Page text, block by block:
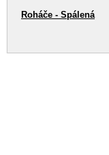
Roháče - Spálená